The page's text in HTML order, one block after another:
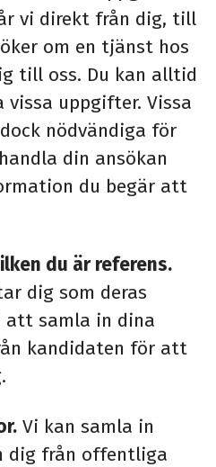
vi direkt från dig, till
om en tjänst hos
till oss. Du kan alltid
uppgifter. Vissa
nödvändiga för
din ansökan
du begär att
du är referens.
dig som deras
att samla in dina
kandidaten för att
Vi kan samla in
dig från offentliga